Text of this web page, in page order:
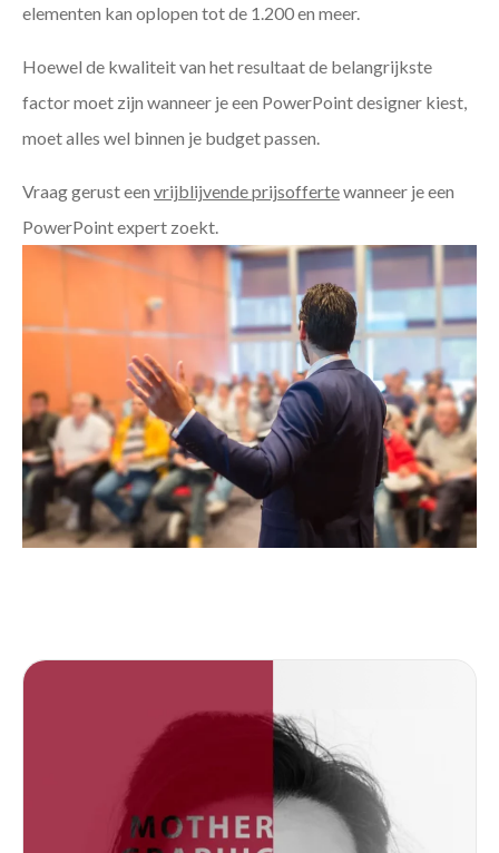
elementen kan oplopen tot de 1.200 en meer.
Hoewel de kwaliteit van het resultaat de belangrijkste
factor moet zijn wanneer je een PowerPoint designer kiest,
moet alles wel binnen je budget passen.
Vraag gerust een vrijblijvende prijsoffertewanneer je een
PowerPoint expert zoekt.